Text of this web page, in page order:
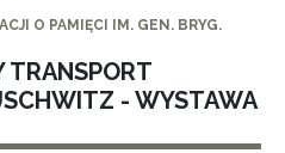
O PAMIĘCI IM. GEN. BRYG.
TRANSPORT
- WYSTAWA